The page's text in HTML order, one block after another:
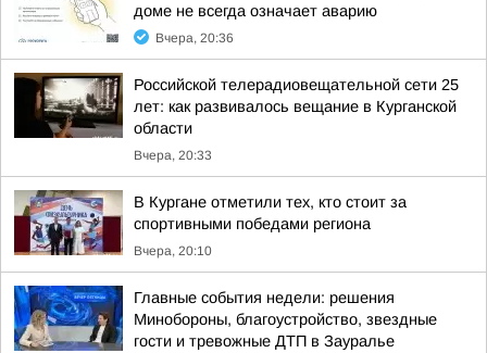
доме не всегда означает аварию
Вчера, 20:36
Российской телерадиовещательной сети 25
лет: как развивалось вещание в Курганской
области
Вчера, 20:33
В Кургане отметили тех, кто стоит за
спортивными победами региона
Вчера, 20:10
Главные события недели: решения
Минобороны, благоустройство, звездные
гости и тревожные ДТП в Зауралье